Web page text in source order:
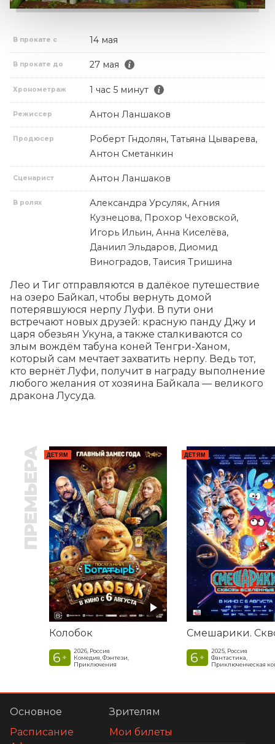
В прокате с 14 мая
В прокате до 27 мая
Хронометраж 1 час 5 минут
Режиссер Антон Ланшаков
Продюсер
Роберт Гндолян, Татьяна Цыварева,
Антон Сметанкин
Сценарист Антон Ланшаков
В ролях
Александра Урсуляк, Агния
Кузнецова, Прохор Чеховской,
Игорь Ильин, Анна Киселёва,
Даниил Эльдаров, Диомид
Виноградов, Таисия Тришина
Лео и Тиг отправляются в далёкое путешествие
на озеро Байкал, чтобы вернуть домой
потерявшуюся нерпу Луфи. В пути они
встречают новых друзей: красную панду Джу и
царя обезьян Укуна, а также сталкиваются со
злым вождём табуна коней Тенгри-Ханом,
который сам мечтает захватить нерпу. Ведь тот,
кто вернёт Луфи, получит в награду выполнение
любого желания от хозяина Байкала — великого
дракона Лусуда.
ПРЕМЬЕРА ДЕТЯМ
Колобок
6 +
2026, Россия
Комедия, Фэнтези,
Приключения
ДЕТЯМ
6 +
2025, Россия
Фантастика,
Приключенческая
Основное
Расписание
Зрителям
Мои билеты